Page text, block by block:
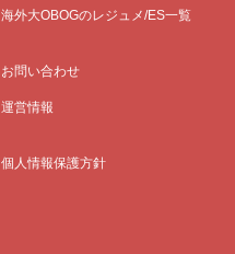
海外大OBOGのレジュメ/ES一覧
お問い合わせ
運営情報
個人情報保護方針